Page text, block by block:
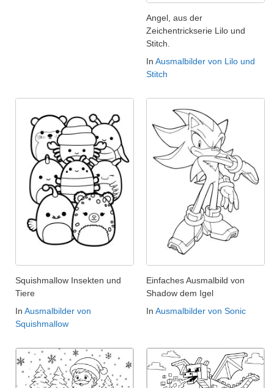
Angel, aus der
Zeichentrickserie Lilo und
Stitch.
In Ausmalbilder von Lilo und
Stitch
Squishmallow Insekten und
Tiere
In Ausmalbilder von
Squishmallow
Einfaches Ausmalbild von
Shadow dem Igel
In Ausmalbilder von Sonic